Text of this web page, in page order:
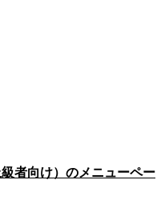
者向け）のメニューペー